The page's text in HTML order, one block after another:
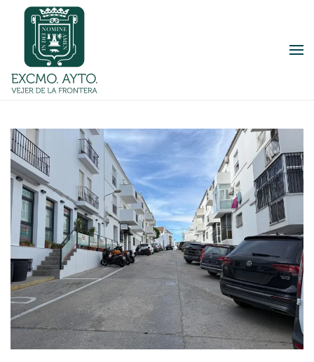
Skip to main content